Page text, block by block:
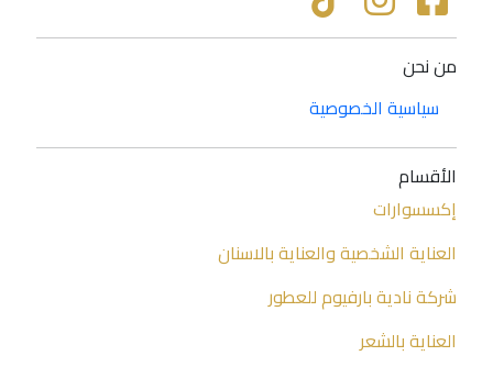
من نحن
سياسية الخصوصية
الأقسام
إكسسوارات
العناية الشخصية والعناية بالاسنان
شركة نادية بارفيوم للعطور
العناية بالشعر